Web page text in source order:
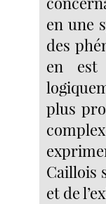
en une
des
en est
plus
Caillois
et de